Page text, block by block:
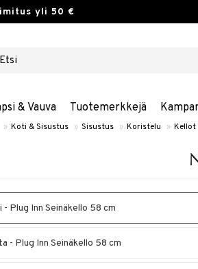
yli 50 €
& Vauva Tuotemerkkejä
» Koti & Sisustus » Sisustus » Koristelu » Kellot
- Plug Inn Seinäkello 58 cm
- Plug Inn Seinäkello 58 cm